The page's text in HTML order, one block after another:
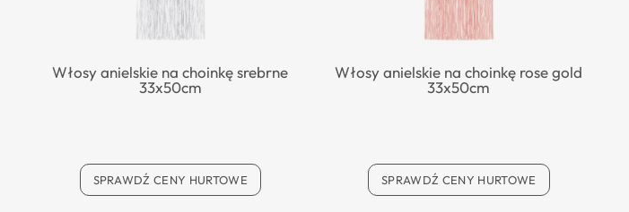
Włosy anielskie na choinkę srebrne
33x50cm
SPRAWDŹ CENY HURTOWE
Włosy anielskie na choinkę rose gold
33x50cm
SPRAWDŹ CENY HURTOWE